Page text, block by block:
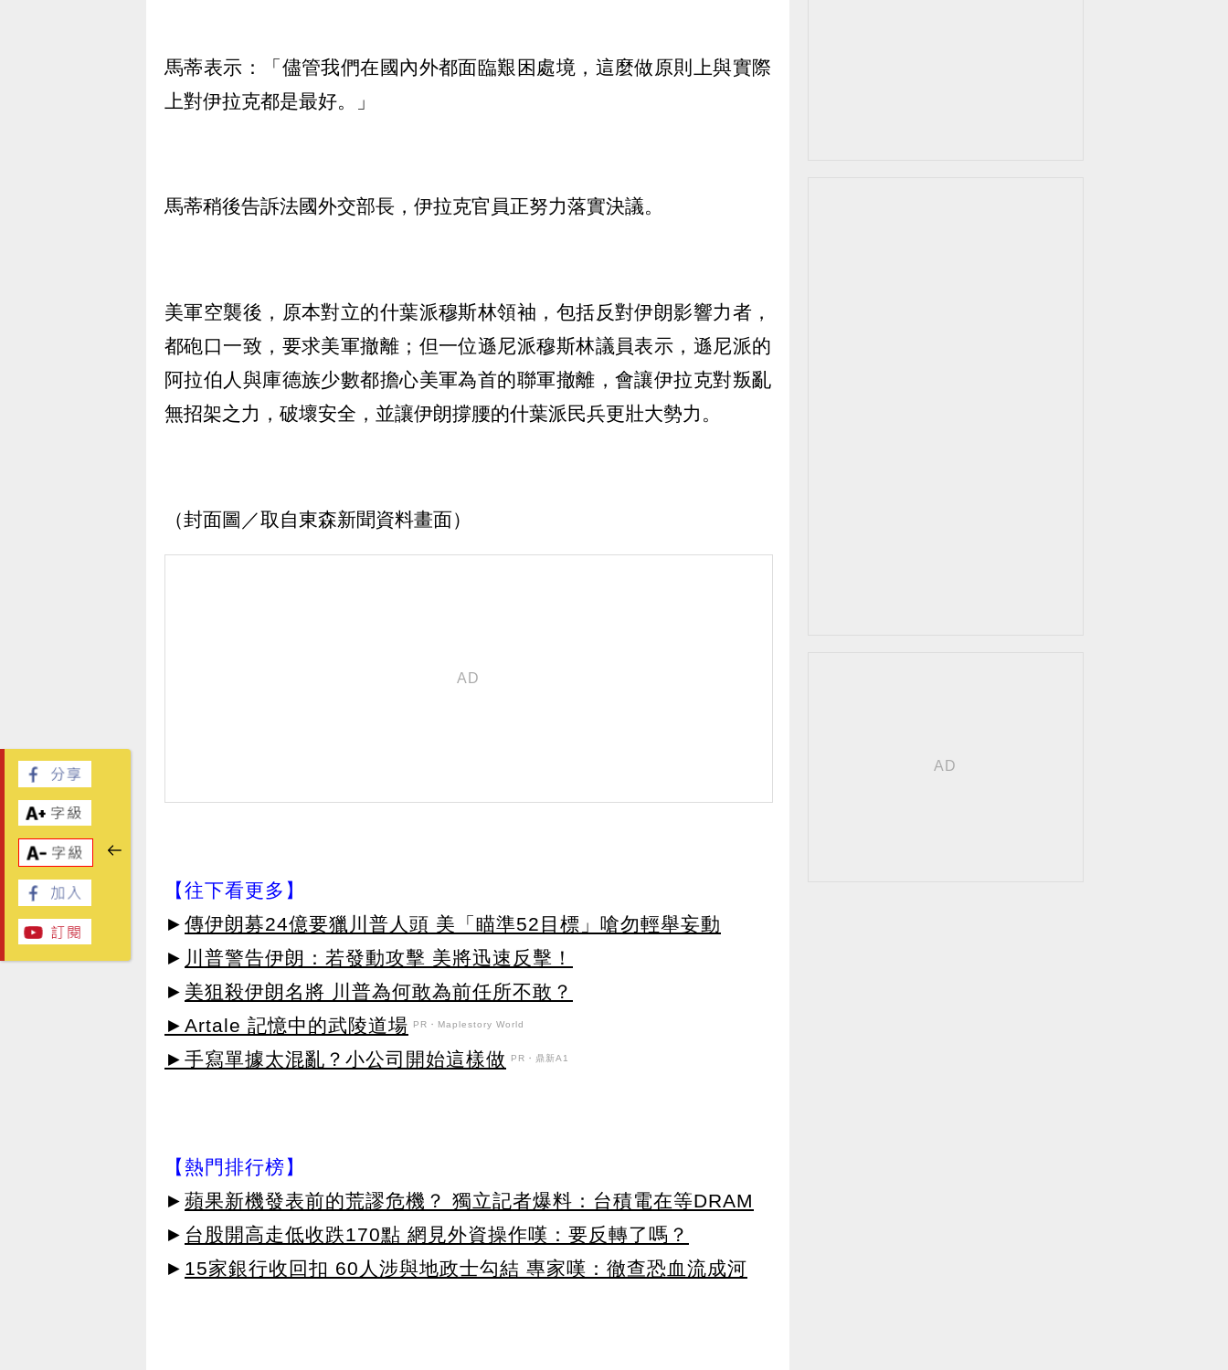
馬蒂表示：「儘管我們在國內外都面臨艱困處境，這麼做原則上與實際
上對伊拉克都是最好。」
馬蒂稍後告訴法國外交部長，伊拉克官員正努力落實決議。
美軍空襲後，原本對立的什葉派穆斯林領袖，包括反對伊朗影響力者，
都砲口一致，要求美軍撤離；但一位遜尼派穆斯林議員表示，遜尼派的
阿拉伯人與庫德族少數都擔心美軍為首的聯軍撤離，會讓伊拉克對叛亂
無招架之力，破壞安全，並讓伊朗撐腰的什葉派民兵更壯大勢力。
（封面圖／取自東森新聞資料畫面）
【往下看更多】
► 傳伊朗募24億要獵川普人頭 美「瞄準52目標」嗆勿輕舉妄動
► 川普警告伊朗：若發動攻擊 美將迅速反擊！
► 美狙殺伊朗名將 川普為何敢為前任所不敢？
►Artale 記憶中的武陵道場
PR・Maplestory World
►手寫單據太混亂？小公司開始這樣做 PR・鼎新A1
【熱門排行榜】
► 蘋果新機發表前的荒謬危機？ 獨立記者爆料：台積電在等DRAM
► 台股開高走低收跌170點 網見外資操作嘆：要反轉了嗎？
► 15家銀行收回扣 60人涉與地政士勾結 專家嘆：徹查恐血流成河